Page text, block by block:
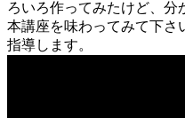
ろいろ作ってみたけど、
本講座を味わってみて下さ
指導します。